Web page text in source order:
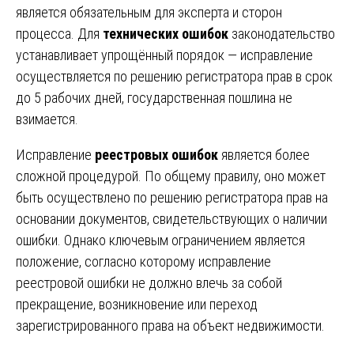
является обязательным для эксперта и сторон
процесса. Для технических ошибок законодательство
устанавливает упрощённый порядок — исправление
осуществляется по решению регистратора прав в срок
до 5 рабочих дней, государственная пошлина не
взимается.
Исправление реестровых ошибок является более
сложной процедурой. По общему правилу, оно может
быть осуществлено по решению регистратора прав на
основании документов, свидетельствующих о наличии
ошибки. Однако ключевым ограничением является
положение, согласно которому исправление
реестровой ошибки не должно влечь за собой
прекращение, возникновение или переход
зарегистрированного права на объект недвижимости.